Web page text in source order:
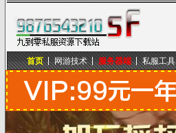
九到零私服资源下载站
首页 网游技术 服务器端 私服工具